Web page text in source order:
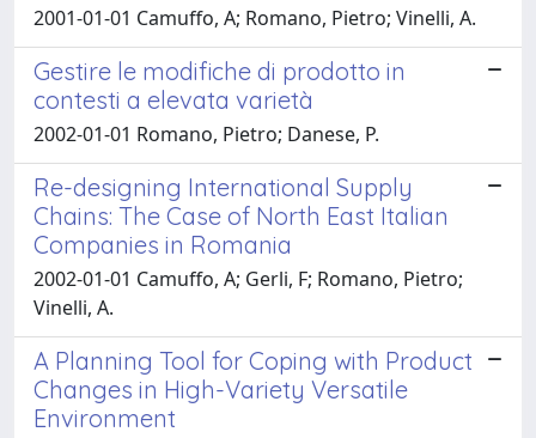
2001-01-01 Camuffo, A; Romano, Pietro; Vinelli, A.
Gestire le modifiche di prodotto in
contesti a elevata varietà
2002-01-01 Romano, Pietro; Danese, P.
Re-designing International Supply
Chains: The Case of North East Italian
Companies in Romania
2002-01-01 Camuffo, A; Gerli, F; Romano, Pietro;
Vinelli, A.
A Planning Tool for Coping with Product
Changes in High-Variety Versatile
Environment